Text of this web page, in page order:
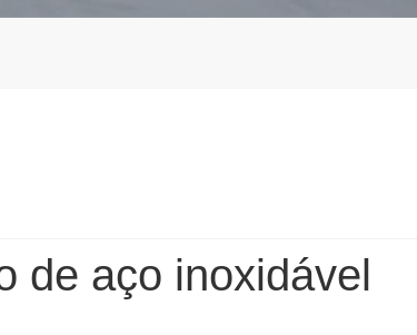
de aço inoxidável